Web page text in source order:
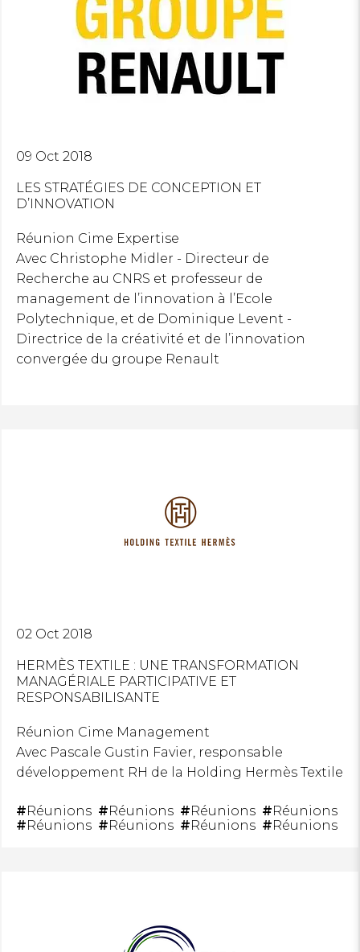
09 Oct 2018
LES STRATÉGIES DE CONCEPTION ET
D’INNOVATION
Réunion Cime Expertise
Avec Christophe Midler - Directeur de
Recherche au CNRS et professeur de
management de l’innovation à l’Ecole
Polytechnique, et de Dominique Levent -
Directrice de la créativité et de l’innovation
convergée du groupe Renault
02 Oct 2018
HERMÈS TEXTILE : UNE TRANSFORMATION
MANAGÉRIALE PARTICIPATIVE ET
RESPONSABILISANTE
Réunion Cime Management
Avec Pascale Gustin Favier, responsable
développement RH de la Holding Hermès Textile
#Réunions #Réunions #Réunions #Réunions
#Réunions #Réunions #Réunions #Réunions